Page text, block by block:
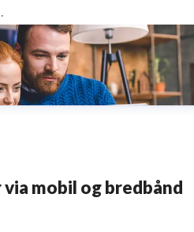
mobil og bredbånd